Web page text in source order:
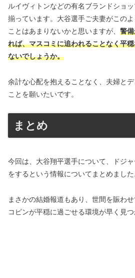
ルイヴィトンなどの有名ブランドショ
揃っています。大谷選手ご夫妻がこの
ことはあまりないかと思いますが、 警
れば、マスコミに追われることなく平
ないでしょうか。
余計な心配を抱えることなく、夫婦と
ことを願いたいです。
まとめ
今回は、大谷翔平選手について、ドジ
をするという情報についてまとめました
まさかの結婚報道もあり、世間を賑わ
コピンが平穏に過ごせる環境が早く見つ